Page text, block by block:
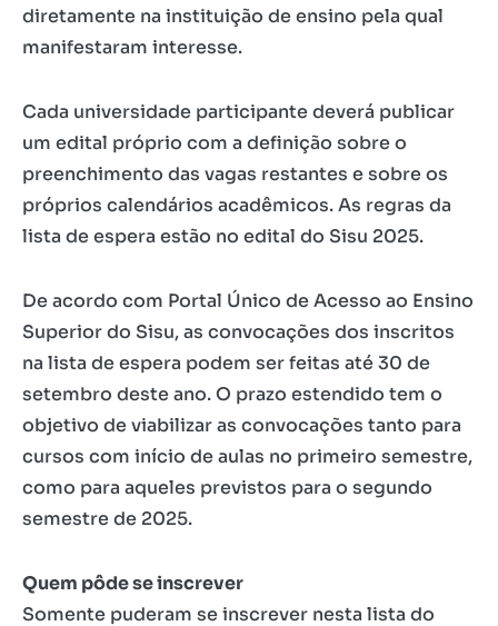
diretamente na instituição de ensino pela qual
manifestaram interesse.
Cada universidade participante deverá publicar
um edital próprio com a definição sobre o
preenchimento das vagas restantes e sobre os
próprios calendários acadêmicos. As regras da
lista de espera estão no edital do Sisu 2025.
De acordo com Portal Único de Acesso ao Ensino
Superior do Sisu, as convocações dos inscritos
na lista de espera podem ser feitas até 30 de
setembro deste ano. O prazo estendido tem o
objetivo de viabilizar as convocações tanto para
cursos com início de aulas no primeiro semestre,
como para aqueles previstos para o segundo
semestre de 2025.
Quem pôde se inscrever
Somente puderam se inscrever nesta lista do